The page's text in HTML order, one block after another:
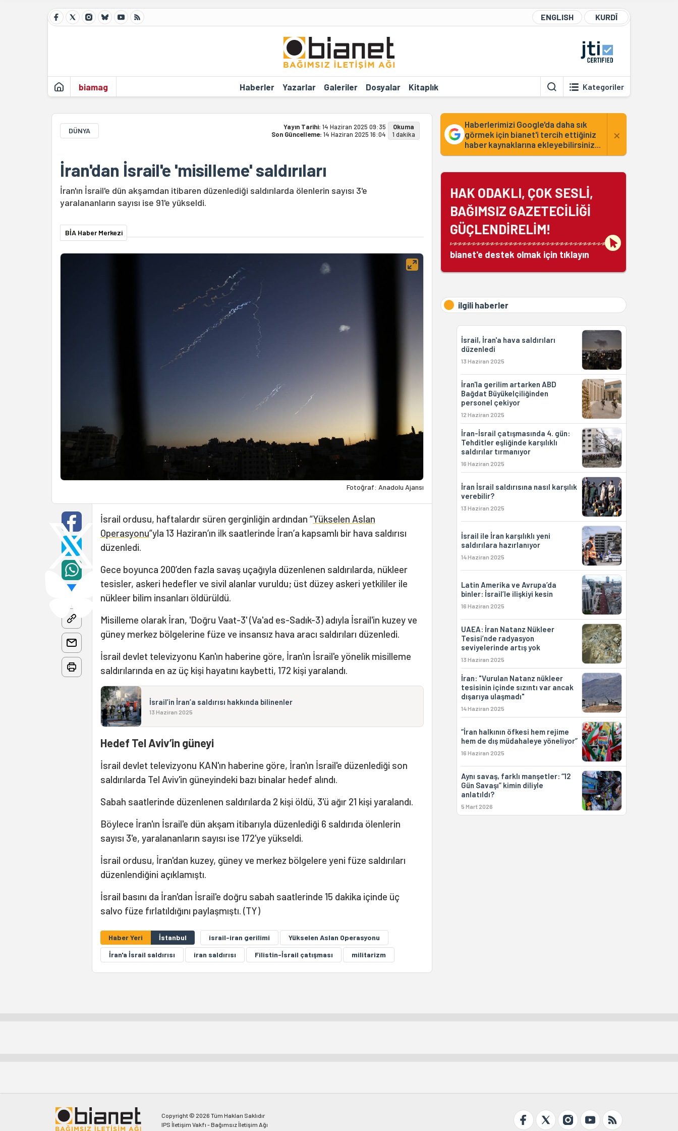
ENGLISH KURDÎ
biamag Haberler Yazarlar Galeriler Dosyalar Kitaplık Kategoriler
DÜNYA Yayın Tarihi: 14 Haziran 2025 09:35
Son Güncelleme: 14 Haziran 2025 16:04
Okuma
1 dakika
İran'dan İsrail'e 'misilleme' saldırıları
İran'ın İsrail'e dün akşamdan itibaren düzenlediği saldırılarda ölenlerin sayısı 3'e
yaralananların sayısı ise 91'e yükseldi.
BİA Haber Merkezi
Fotoğraf: Anadolu Ajansı
İsrail ordusu, haftalardır süren gerginliğin ardından “Yükselen Aslan
Operasyonu”yla 13 Haziran’ın ilk saatlerinde İran’a kapsamlı bir hava saldırısı
düzenledi.
Gece boyunca 200’den fazla savaş uçağıyla düzenlenen saldırılarda, nükleer
tesisler, askeri hedefler ve sivil alanlar vuruldu; üst düzey askeri yetkililer ile
nükleer bilim insanları öldürüldü.
Misilleme olarak İran, 'Doğru Vaat-3' (Va'ad es-Sadık-3) adıyla İsrail'in kuzey ve
güney merkez bölgelerine füze ve insansız hava aracı saldırıları düzenledi.
İsrail devlet televizyonu Kan'ın haberine göre, İran'ın İsrail'e yönelik misilleme
saldırılarında en az üç kişi hayatını kaybetti, 172 kişi yaralandı.
İsrail’in İran’a saldırısı hakkında bilinenler
13 Haziran 2025
Hedef Tel Aviv’in güneyi
İsrail devlet televizyonu KAN'ın haberine göre, İran'ın İsrail'e düzenlediği son
saldırılarda Tel Aviv'in güneyindeki bazı binalar hedef alındı.
Sabah saatlerinde düzenlenen saldırılarda 2 kişi öldü, 3'ü ağır 21 kişi yaralandı.
Böylece İran'ın İsrail'e dün akşam itibarıyla düzenlediği 6 saldırıda ölenlerin
sayısı 3'e, yaralananların sayısı ise 172'ye yükseldi.
İsrail ordusu, İran'dan kuzey, güney ve merkez bölgelere yeni füze saldırıları
düzenlendiğini açıklamıştı.
İsrail basını da İran'dan İsrail'e doğru sabah saatlerinde 15 dakika içinde üç
salvo füze fırlatıldığını paylaşmıştı. (TY)
Haber Yeri İstanbul israil-iran gerilimi
Yükselen Aslan Operasyonu
İran'a İsrail saldırısı
iran saldırısı Filistin-İsrail çatışması militarizm
Haberlerimizi Google'da daha sık
görmek için bianet'i tercih ettiğiniz
haber kaynaklarına ekleyebilirsiniz...
×
HAK ODAKLI, ÇOK SESLİ,
BAĞIMSIZ GAZETECİLİĞİ
GÜÇLENDİRELİM!
bianet'e destek olmak için tıklayın
ilgili haberler
İsrail, İran'a hava saldırıları
düzenledi
13 Haziran 2025
İran'la gerilim artarken ABD
Bağdat Büyükelçiliğinden
personel çekiyor
12 Haziran 2025
İran-İsrail çatışmasında 4. gün:
Tehditler eşliğinde karşılıklı
saldırılar tırmanıyor
16 Haziran 2025
İran İsrail saldırısına nasıl karşılık
verebilir?
13 Haziran 2025
İsrail ile İran karşılıklı yeni
saldırılara hazırlanıyor
14 Haziran 2025
Latin Amerika ve Avrupa’da
binler: İsrail’le ilişkiyi kesin
16 Haziran 2025
UAEA: İran Natanz Nükleer
Tesisi’nde radyasyon
seviyelerinde artış yok
13 Haziran 2025
İran: "Vurulan Natanz nükleer
tesisinin içinde sızıntı var ancak
dışarıya ulaşmadı"
14 Haziran 2025
“İran halkının öfkesi hem rejime
hem de dış müdahaleye yöneliyor”
16 Haziran 2025
Aynı savaş, farklı manşetler: “12
Gün Savaşı” kimin diliyle
anlatıldı?
5 Mart 2026
Copyright © 2026 Tüm Hakları Saklıdır
IPS İletişim Vakfı - Bağımsız İletişim Ağı